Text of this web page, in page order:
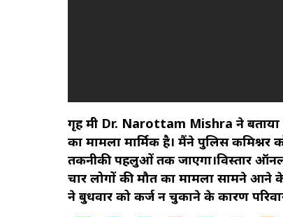
गृह मंत्री Dr. Narottam Mishra ने
का मामला मार्मिक है। मैंने पुलिस
तकनीकी पहलुओं तक जाएगा।विस्तार
चार लोगों की मौत का मामला सामने आने के
ने बुधवार को कर्ज न चुकाने के कारण